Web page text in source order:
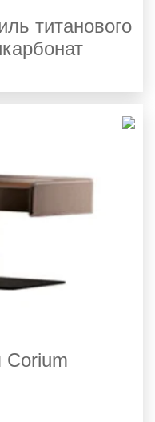
титанового
Corium